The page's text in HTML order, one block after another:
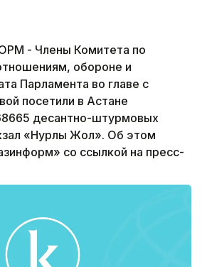
- Члены Комитета по
обороне и
Парламента во главе с
посетили в Астане
десантно-штурмовых
«Нурлы Жол». Об этом
со ссылкой на пресс-